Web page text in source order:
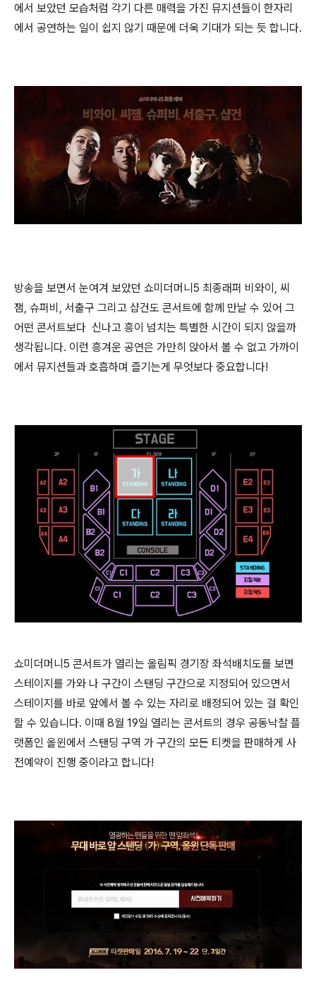
에서 보았던 모습처럼 각기 다른 매력을 가진 뮤지션들이 한자리
에서 공연하는 일이 쉽지 않기 때문에 더욱 기대가 되는 듯 합니다.
방송을 보면서 눈여겨 보았던 쇼미더머니5 최종래퍼 비와이, 씨
잼, 슈퍼비, 서출구 그리고 샵건도 콘서트에 함께 만날 수 있어 그
어떤 콘서트보다 신나고 흥이 넘치는 특별한 시간이 되지 않을까
생각됩니다. 이런 흥겨운 공연은 가만히 앉아서 볼 수 없고 가까이
에서 뮤지션들과 호흡하며 즐기는게 무엇보다 중요합니다!
쇼미더머니5 콘서트가 열리는 올림픽 경기장 좌석배치도를 보면
스테이지를 가와 나 구간이 스탠딩 구간으로 지정되어 있으면서
스테이지를 바로 앞에서 볼 수 있는 자리로 배정되어 있는 걸 확인
할 수 있습니다. 이때 8월 19일 열리는 콘서트의 경우 공동낙찰 플
랫폼인 올윈에서 스탠딩 구역 가 구간의 모든 티켓을 판매하게 사
전예약이 진행 중이라고 합니다!